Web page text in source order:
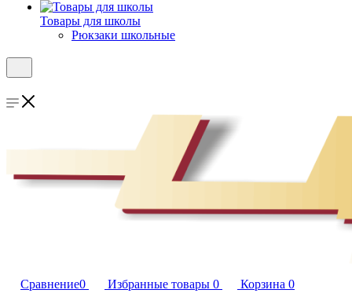
Товары для школы
Рюкзаки школьные
Сравнение0 Избранные товары 0 Корзина 0